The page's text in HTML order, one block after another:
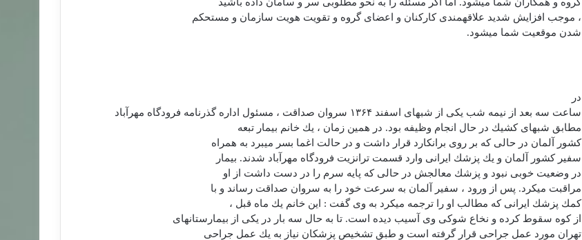
، موجب افزایش شدید علاقه‏مندی كاركنان و اعضای گروه و تقویت هویت سازمان و مستحكم
شدن موقعیت شما می‏شود.
در
ساعت سه بعد از نیمه شب یكی از شب‏های اسفند ۱۳۶۴ سروان صداقت ، مسئول اداره گذرنامه فرودگاه مهرآباد
مطابق شب‏های كشیك در حال انجام وظیفه بود. در همین زمان ، یك خانم بیمار تبعه
كشور آلمان در حالی كه بر روی برانكارد قرار داشت و در حالت اغما بسر می‏برد به همراه
سفیر كشور آلمان و یك پزشك ایرانی وارد قسمت ترانزیت فرودگاه مهرآباد شدند. بیمار
در وضعیت خوبی نبود و پزشك معالجش در حالی كه پایه سرم را در دست داشت از او
مراقبت می‏كرد. پس از ورود ، سفیر آلمان به سرعت خود را به سروان صداقت رساند و با
كمك پزشك ایرانی كه مطالب او را ترجمه می‏كرد به وی گفت : این خانم یك ماه قبل ،
از كوه سقوط كرده و نخاع شوكی وی آسیب دیده است. تا به حال سه بار در یكی از بیمارستان‏های
تهران مورد عمل جراحی قرار گرفته است و طبق تشخیص پزشكان نیاز به یك عمل جراحی